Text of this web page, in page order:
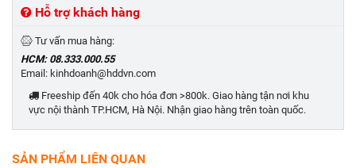
Hỗ trợ khách hàng
Tư vấn mua hàng:
HCM: 08.333.000.55
Email: kinhdoanh@hddvn.com
Freeship đến 40k cho hóa đơn >800k. Giao hàng tận nơi khu
vực nội thành TP.HCM, Hà Nội. Nhận giao hàng trên toàn quốc.
SẢN PHẨM LIÊN QUAN